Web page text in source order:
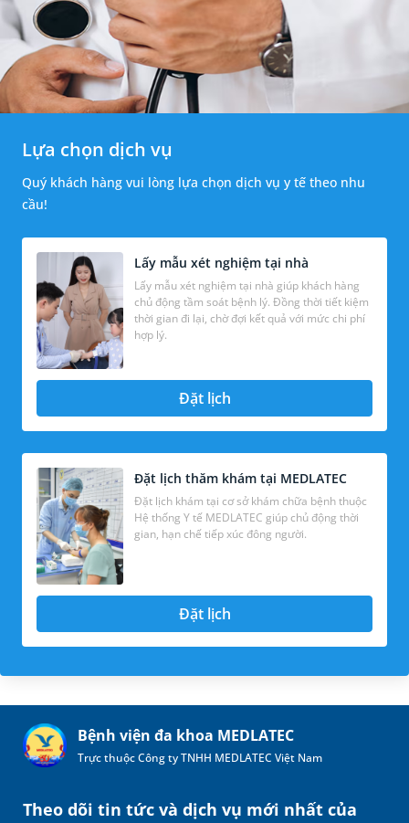
Lựa chọn dịch vụ
Quý khách hàng vui lòng lựa chọn dịch vụ y tế theo nhu
cầu!
Lấy mẫu xét nghiệm tại nhà
Lấy mẫu xét nghiệm tại nhà giúp khách hàng
chủ động tầm soát bệnh lý. Đồng thời tiết kiệm
thời gian đi lại, chờ đợi kết quả với mức chi phí
hợp lý.
Đặt lịch
Đặt lịch thăm khám tại MEDLATEC
Đặt lịch khám tại cơ sở khám chữa bệnh thuộc
Hệ thống Y tế MEDLATEC giúp chủ động thời
gian, hạn chế tiếp xúc đông người.
Đặt lịch
Bệnh viện đa khoa MEDLATEC
Trực thuộc Công ty TNHH MEDLATEC Việt Nam
Theo dõi tin tức và dịch vụ mới nhất của